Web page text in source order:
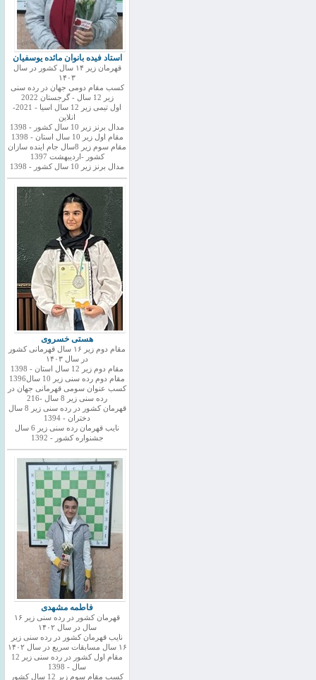
استاد فیده بانوان مائده یوسفیان
قهرمان زیر ۱۴ سال کشور در سال
۱۴۰۳
کسب مقام دومی جهان در رده سنی
زیر 12 سال - گرجستان 2022
اول تیمی زیر 12 سال اسیا - 2021-
انلاین
مدال برنز زیر 10 سال کشور - 1398
مقام اول زیر 10 سال استان - 1398
مقام سوم زیر 8سال جام اینده سازان
کشور -اردیبهشت 1397
مدال برنز زیر 10 سال کشور - 1398
هستی خسروی
مقام دوم زیر ۱۶ سال قهرمانی کشور
در سال ۱۴۰۳
مقام دوم زیر 12 سال استان - 1398
مقام دوم رده سنی زیر 10 سال1396
کسب عنوان سومی قهرمانی جهان در
رده سنی زیر 8 سال -216
قهرمان کشور در رده سنی زیر 8 سال
دختران - 1394
نایب قهرمان رده سنی زیر 6 سال
جشنواره کشور - 1392
فاطمه مشهدی
قهرمان کشور در رده سنی زیر ۱۶
سال در سال ۱۴۰۲
نایب قهرمان کشور در رده سنی زیر
۱۶ سال مسابقات سریع در سال ۱۴۰۲
مقام اول کشور در رده سنی زیر 12
سال - 1398
کسب مقام سوم زیر 12 سال کشور